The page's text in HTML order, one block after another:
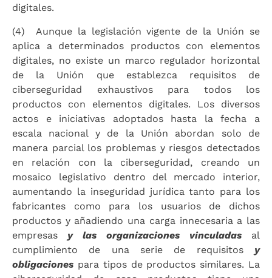
digitales.
(4) Aunque la legislación vigente de la Unión se
aplica a determinados productos con elementos
digitales, no existe un marco regulador horizontal
de la Unión que establezca requisitos de
ciberseguridad exhaustivos para todos los
productos con elementos digitales. Los diversos
actos e iniciativas adoptados hasta la fecha a
escala nacional y de la Unión abordan solo de
manera parcial los problemas y riesgos detectados
en relación con la ciberseguridad, creando un
mosaico legislativo dentro del mercado interior,
aumentando la inseguridad jurídica tanto para los
fabricantes como para los usuarios de dichos
productos y añadiendo una carga innecesaria a las
empresas y las organizaciones vinculadas al
cumplimiento de una serie de requisitos y
obligaciones para tipos de productos similares. La